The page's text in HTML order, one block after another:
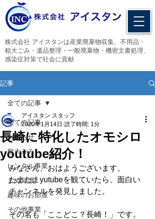
​株式会社 アイスタンは産業廃棄物収集、不用品・
粗大ごみ・遺品整理・一般廃棄物・機密文書処理、
感染症対策で社会に貢献
記事
全ての記事
お知らせ
粗大ごみ
レンタル事業
まめ知識
趣味のお部屋
その他事業
全ての記事
長崎に特化したオモシロ
youtube紹介！
アイスタン スタッフ
2020年1月14日 読了時間: 1分
みなさん、おはようございます。
たまたまyutubeを観ていたら、面白い
チャンネルを発見しました。
その名も「ここどこ？長崎！」です。